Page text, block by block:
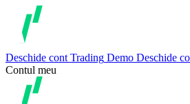
Deschide cont Trading Demo Deschide
Contul meu